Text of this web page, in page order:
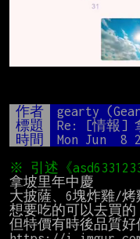
作者 gearty
標題
Re: [情報]
時間
Mon Jun  8
拿坡里年中慶
大披薩、6塊炸雞/烤
想要吃的可以去買的